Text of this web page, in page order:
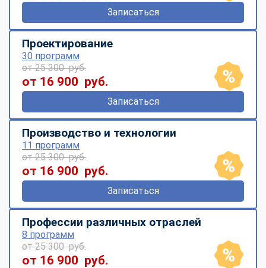
Записаться
Проектирование
30 программ
от 25 300 руб.
от 16 900 руб.
Записаться
Производство и технологии
11 программ
от 25 300 руб.
от 16 900 руб.
Записаться
Профессии различных отраслей
8 программ
от 25 300 руб.
от 16 900 руб.